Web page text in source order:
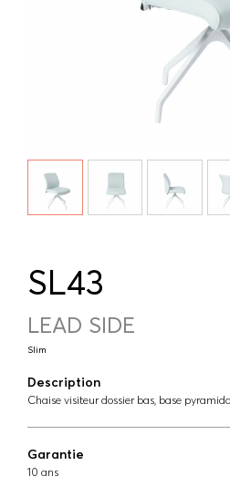
SL43
LEAD SIDE
Slim
Description
Chaise visiteur dossier bas, base
Garantie
10 ans